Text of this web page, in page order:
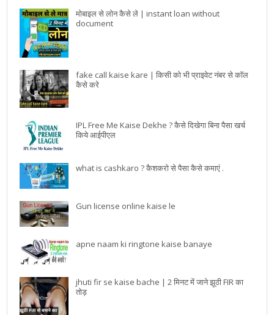
मोबाइल से लोन कैसे ले | instant loan without
document
fake call kaise kare | किसी को भी प्राइवेट नंबर से कॉल
कैसे करे
IPL Free Me Kaise Dekhe ? कैसे दिखेगा बिना पैसा खर्च
किये आईपीएल
what is cashkaro ? कैशकरो से पैसा कैसे कमाएं .
Gun license online kaise le
apne naam ki ringtone kaise banaye
jhuti fir se kaise bache | 2 मिनट में जाने झूठी FIR का
तोड़